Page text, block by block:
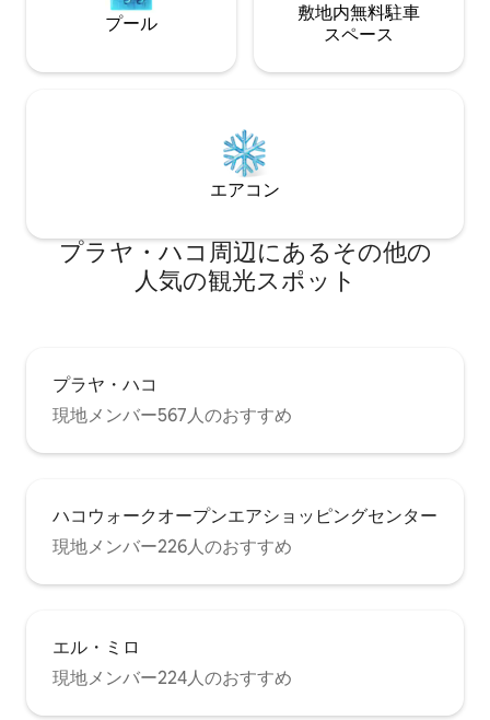
プール
敷地内無料駐⁠車
ス⁠ペ⁠ー⁠ス
エアコン
プラヤ・ハコ⁠周⁠辺⁠に⁠あ⁠るそ⁠の⁠他⁠の
人⁠気⁠の観⁠光⁠ス⁠ポ⁠ッ⁠ト
プラヤ・ハコ
現地メンバー567人のおすすめ
ハコウォークオープンエアショッピングセンター
現地メンバー226人のおすすめ
エル・ミロ
現地メンバー224人のおすすめ